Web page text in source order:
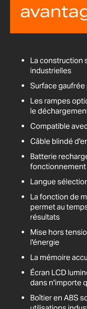
La construction
industrielles
Surface
Les rampes
le
Compatible
Câble blindé
Batterie
fonctionnement
Langue
La fonction de
permet au
résultats
Mise hors
l'énergie
La mémoire
Écran LCD
dans n'importe
Boîtier en ABS